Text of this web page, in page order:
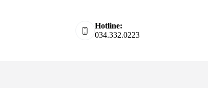
Hotline:
034.332.0223